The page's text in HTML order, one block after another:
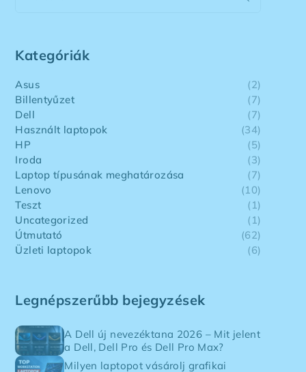
Kategóriák
Asus
(2)
Billentyűzet
(7)
Dell
(7)
Használt laptopok
(34)
HP
(5)
Iroda
(3)
Laptop típusának meghatározása
(7)
Lenovo
(10)
Teszt
(1)
Uncategorized
(1)
Útmutató
(62)
Üzleti laptopok
(6)
Legnépszerűbb bejegyzések
A Dell új nevezéktana 2026 – Mit jelent
a Dell, Dell Pro és Dell Pro Max?
Milyen laptopot vásárolj grafikai